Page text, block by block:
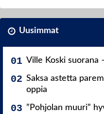
Uusimmat
Ville Koski suorana
Saksa astetta
oppia
”Pohjolan muuri”